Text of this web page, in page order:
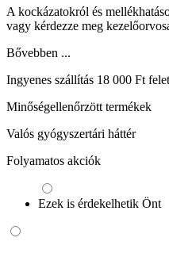
A kockázatokról és
vagy kérdezze meg
Bővebben ...
Ingyenes szállítás 18 000 Ft
Minőségellenőrzött termékek
Valós gyógyszertári háttér
Folyamatos akciók
Ezek is érdekelhetik Önt